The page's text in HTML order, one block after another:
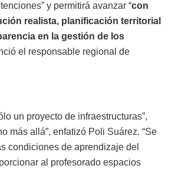
y permitirá avanzar “con
realista, planificación territorial
en la gestión de los
el responsable regional de
un proyecto de infraestructuras”,
más allá”, enfatizó Poli Suárez. “Se
condiciones de aprendizaje del
al profesorado espacios